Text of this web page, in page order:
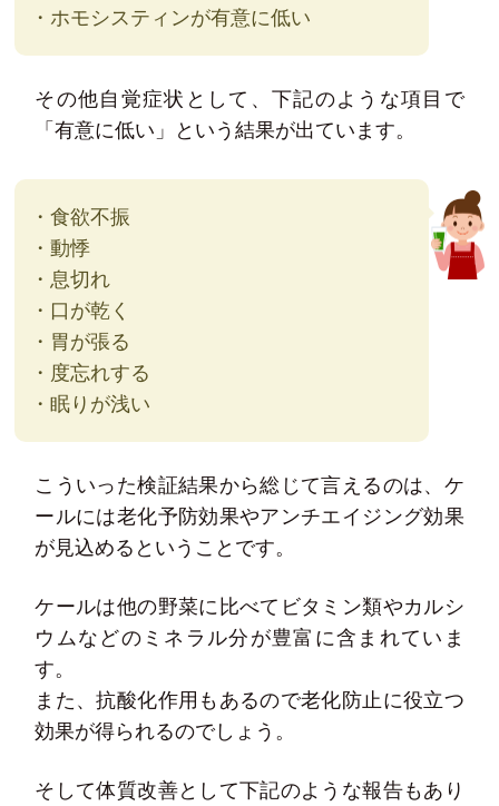
・ホモシスティンが有意に低い
その他自覚症状として、下記のような項目で
「有意に低い」という結果が出ています。
・食欲不振
・動悸
・息切れ
・口が乾く
・胃が張る
・度忘れする
・眠りが浅い
こういった検証結果から総じて言えるのは、ケ
ールには老化予防効果やアンチエイジング効果
が見込めるということです。
ケールは他の野菜に比べてビタミン類やカルシ
ウムなどのミネラル分が豊富に含まれていま
す。
また、抗酸化作用もあるので老化防止に役立つ
効果が得られるのでしょう。
そして体質改善として下記のような報告もあり